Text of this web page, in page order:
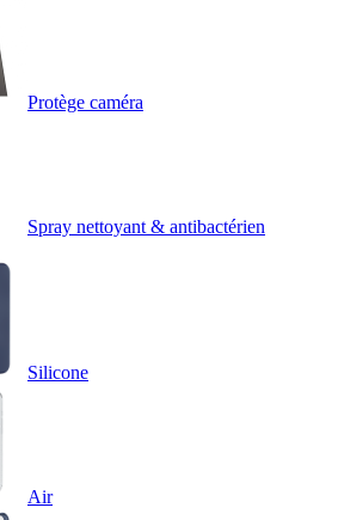
Protège caméra
Spray nettoyant & antibactérien
Silicone
Air